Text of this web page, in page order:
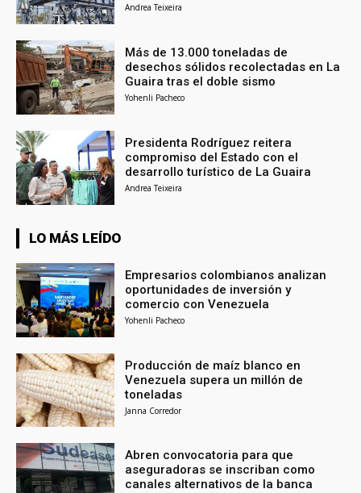
Andrea Teixeira
Más de 13.000 toneladas de
desechos sólidos recolectadas en La
Guaira tras el doble sismo
Yohenli Pacheco
Presidenta Rodríguez reitera
compromiso del Estado con el
desarrollo turístico de La Guaira
Andrea Teixeira
LO MÁS LEÍDO
Empresarios colombianos analizan
oportunidades de inversión y
comercio con Venezuela
Yohenli Pacheco
Producción de maíz blanco en
Venezuela supera un millón de
toneladas
Janna Corredor
Abren convocatoria para que
aseguradoras se inscriban como
canales alternativos de la banca